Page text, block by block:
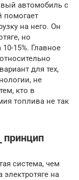
автомобиль с
помогает
на него. Он
но
15%. Главное
для тех,
не
кто в
топлива не так
принцип
система, чем
на